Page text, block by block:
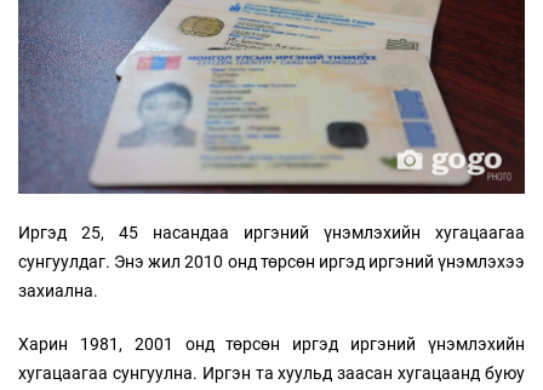
Иргэд 25, 45 насандаа иргэний үнэмлэхийн хугацаагаа
сунгуулдаг. Энэ жил 2010 онд төрсөн иргэд иргэний үнэмлэхээ
захиална.
Харин 1981, 2001 онд төрсөн иргэд иргэний үнэмлэхийн
хугацаагаа сунгуулна. Иргэн та хуульд заасан хугацаанд буюу